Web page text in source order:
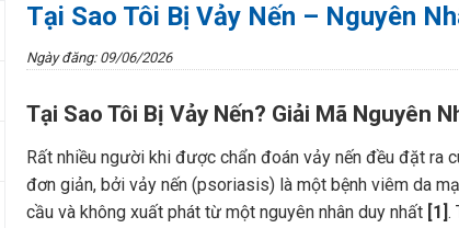
Tại Sao Tôi Bị Vảy Nến – Nguyên
Ngày đăng: 09/06/2026
Tại Sao Tôi Bị Vảy Nến? Giải Mã Nguyên
Rất nhiều người khi được chẩn đoán vảy nến đều đặt ra
đơn giản, bởi vảy nến (psoriasis) là một bệnh viêm da
cầu và không xuất phát từ một nguyên nhân duy nhất [1].